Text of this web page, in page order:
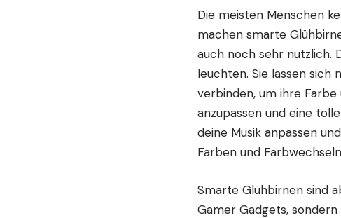
Die meisten Menschen
machen smarte
auch noch sehr nützlich.
leuchten. Sie lassen
verbinden, um ihre
anzupassen und eine
deine Musik anpassen
Farben und
Smarte Glühbirnen sind
Gamer Gadgets,